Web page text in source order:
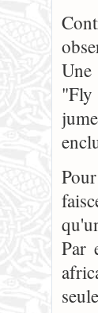
Par